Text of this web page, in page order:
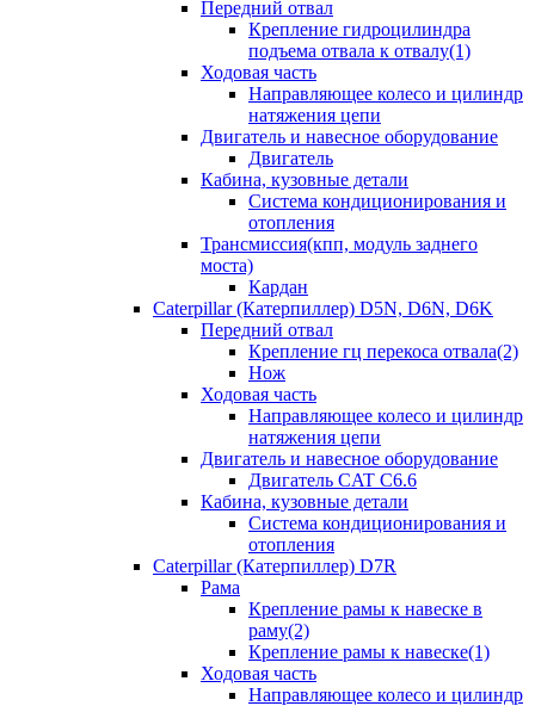
Передний отвал
Крепление гидроцилиндра
подъема отвала к отвалу(1)
Ходовая часть
Направляющее колесо и цилиндр
натяжения цепи
Двигатель и навесное оборудование
Двигатель
Кабина, кузовные детали
Система кондиционирования и
отопления
Трансмиссия(кпп, модуль заднего
моста)
Кардан
Caterpillar (Катерпиллер) D5N, D6N, D6K
Передний отвал
Крепление гц перекоса отвала(2)
Нож
Ходовая часть
Направляющее колесо и цилиндр
натяжения цепи
Двигатель и навесное оборудование
Двигатель CAT C6.6
Кабина, кузовные детали
Система кондиционирования и
отопления
Caterpillar (Катерпиллер) D7R
Рама
Крепление рамы к навеске в
раму(2)
Крепление рамы к навеске(1)
Ходовая часть
Направляющее колесо и цилиндр